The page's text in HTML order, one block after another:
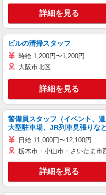
詳細を見る
ビルの清掃スタッフ
時給 1,200円〜1,200円
大阪市北区
詳細を見る
警備員スタッフ（イベント、道
大型駐車場、JR列車見張りなど
日給 11,000円〜12,100円
栃木市・小山市・さいたま市
詳細を見る